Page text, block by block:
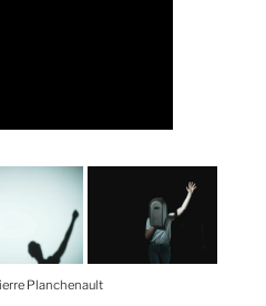
Planchenault